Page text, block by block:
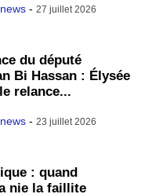
- 27 juillet 2026
du député
Bi Hassan : Élysée
relance...
- 23 juillet 2026
: quand
nie la faillite